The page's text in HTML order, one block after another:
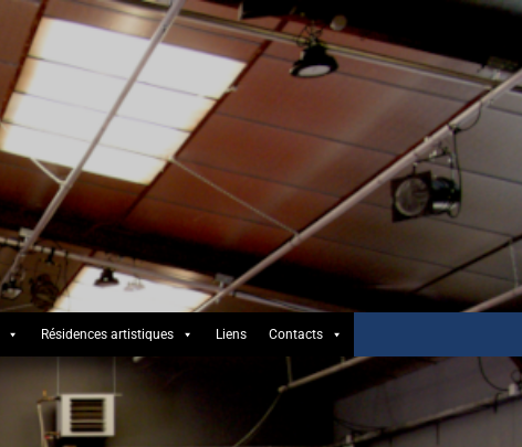
Résidences artistiques Liens Contacts